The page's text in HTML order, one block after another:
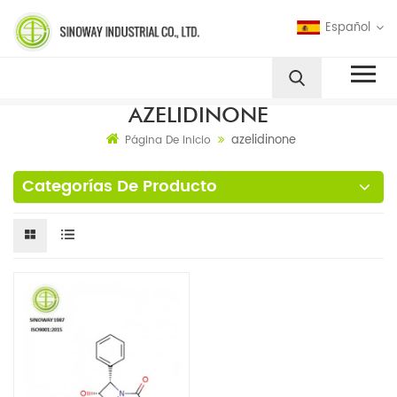
Español
AZELIDINONE
Página De Inicio azelidinone
Categorías De Producto